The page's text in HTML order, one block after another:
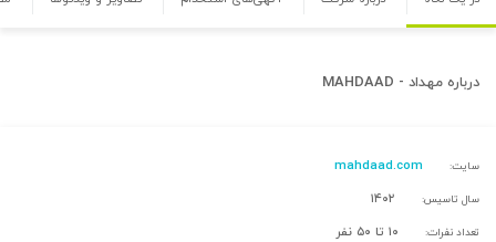
درباره مهداد - MAHDAAD
سایت: mahdaad.com
سال تاسیس: ۱۴۰۲
تعداد نفرات: ۱۰ تا ۵۰ نفر